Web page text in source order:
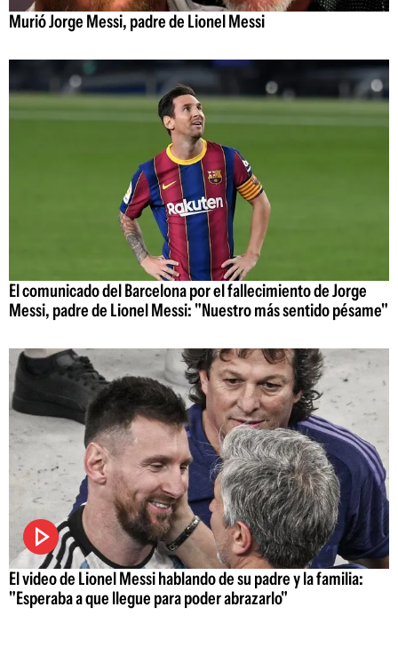
Murió Jorge Messi, padre de Lionel Messi
El comunicado del Barcelona por el fallecimiento de Jorge
Messi, padre de Lionel Messi: "Nuestro más sentido pésame"
El video de Lionel Messi hablando de su padre y la familia:
"Esperaba a que llegue para poder abrazarlo"